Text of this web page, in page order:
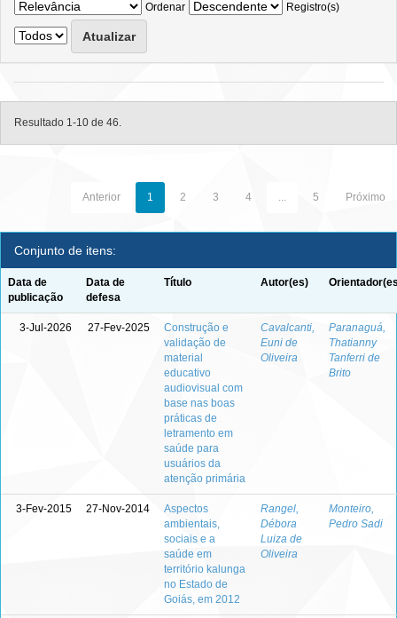
Ordenar
Registro(s)
Resultado 1-10 de 46.
Anterior 1 2 3 4 ... 5 Próximo
Conjunto de itens:
Data de
publicação
Data de
defesa
Título Autor(es)
3-Jul-2026 27-Fev-2025
Construção e
validação de
material
educativo
audiovisual com
base nas boas
práticas de
letramento em
saúde para
usuários da
atenção primária
Cavalcanti,
Euni de
Oliveira
Paranaguá,
Thatianny
Tanferri de
Brito
3-Fev-2015 27-Nov-2014
Aspectos
ambientais,
sociais e a
saúde em
território kalunga
no Estado de
Goiás, em 2012
Rangel,
Débora
Luiza de
Oliveira
Monteiro,
Pedro Sadi